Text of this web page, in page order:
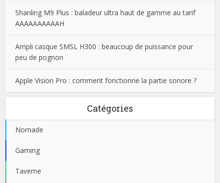
Shanling M9 Plus : baladeur ultra haut de gamme au tarif
AAAAAAAAAAH
Ampli casque SMSL H300 : beaucoup de puissance pour
peu de pognon
Apple Vision Pro : comment fonctionne la partie sonore ?
Catégories
Nomade
Gaming
Taverne